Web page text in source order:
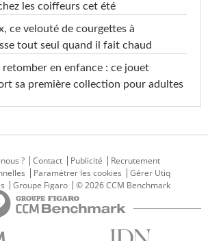
les coiffeurs cet été
ce velouté de courgettes à
tout seul quand il fait chaud
retomber en enfance : ce jouet
sa première collection pour adultes
?
Contact Publicité
Recrutement
Paramétrer les cookies
Gérer Utiq
Groupe Figaro © 2026 CCM Benchmark